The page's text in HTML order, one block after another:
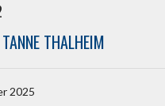
THALHEIM
2025